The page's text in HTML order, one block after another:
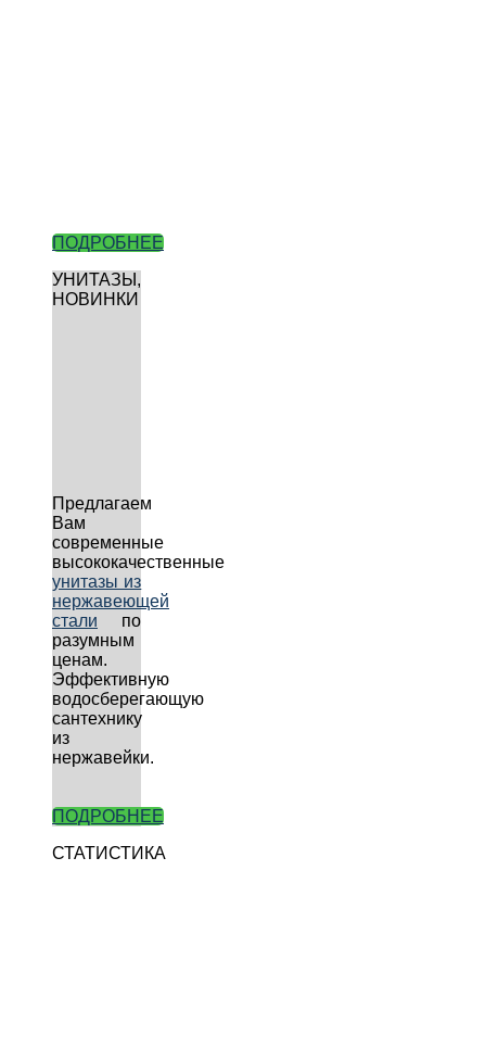
ПОДРОБНЕЕ
УНИТАЗЫ,
НОВИНКИ
Предлагаем
Вам
современные
высококачественные
унитазы из
нержавеющей
стали по
разумным
ценам.
Эффективную
водосберегающую
сантехнику
из
нержавейки.
ПОДРОБНЕЕ
СТАТИСТИКА